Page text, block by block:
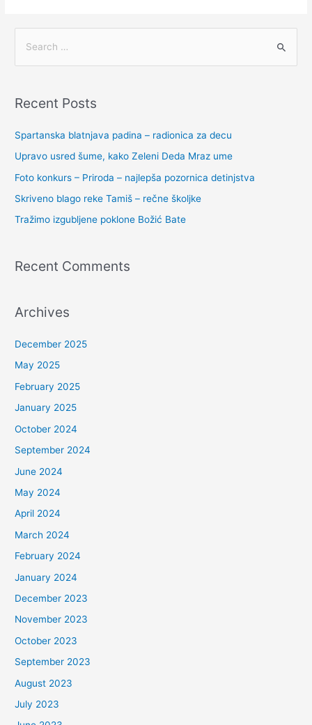
Recent Posts
Spartanska blatnjava padina – radionica za decu
Upravo usred šume, kako Zeleni Deda Mraz ume
Foto konkurs – Priroda – najlepša pozornica detinjstva
Skriveno blago reke Tamiš – rečne školjke
Tražimo izgubljene poklone Božić Bate
Recent Comments
Archives
December 2025
May 2025
February 2025
January 2025
October 2024
September 2024
June 2024
May 2024
April 2024
March 2024
February 2024
January 2024
December 2023
November 2023
October 2023
September 2023
August 2023
July 2023